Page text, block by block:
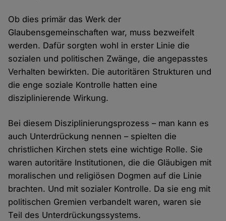
Ob dies primär das Werk der
Glaubensgemeinschaften war, muss bezweifelt
werden. Dafür sorgten wohl in erster Linie die
sozialen und politischen Zwänge, die angepasstes
Verhalten bewirkten. Die autoritären Strukturen und
die enge soziale Kontrolle hatten eine
disziplinierende Wirkung.
Bei diesem Disziplinierungsprozess – man kann es
auch Unterdrückung nennen – spielten die
christlichen Kirchen stets eine wichtige Rolle. Sie
waren autoritäre Institutionen, die die Gläubigen mit
moralischen und religiösen Dogmen auf die Linie
brachten. Und mit sozialer Kontrolle. Da sie eng mit
politischen Gremien verbandelt waren, waren sie
Teil des Unterdrückungssystems.